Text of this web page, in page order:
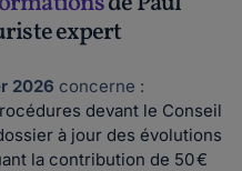
expert
2026 concerne :
devant le Conseil
à jour des évolutions
la contribution de 50 €